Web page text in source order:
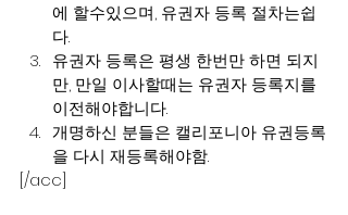
에 할수있으며, 유권자 등록 절차는쉽
다.
유권자 등록은 평생 한번만 하면 되지
만, 만일 이사할때는 유권자 등록지를
이전해야합니다.
개명하신 분들은 캘리포니아 유권등록
을 다시 재등록해야함.
[/acc]